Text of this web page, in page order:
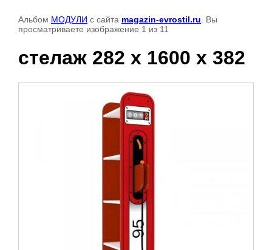
Альбом МОДУЛИ с сайта magazin-evrostil.ru . Вы
просматриваете изображение 1 из 11
стелаж 282 х 1600 х 382